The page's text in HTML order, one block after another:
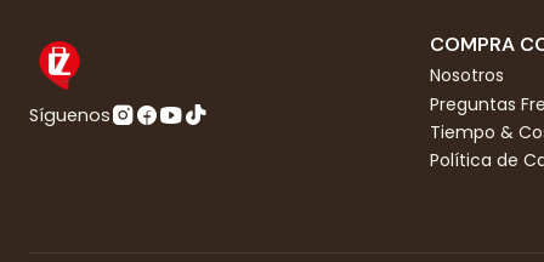
Síguenos
COMPRA
Nosotros
Preguntas
Tiempo &
Política de